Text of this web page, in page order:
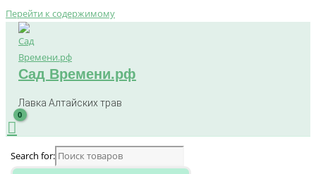
Перейти к содержимому
Сад Времени.рф
Лавка Алтайских трав
Search for: